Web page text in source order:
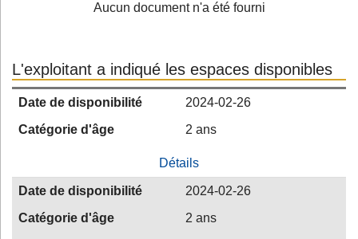
Aucun document n'a été fourni
L'exploitant a indiqué les espaces disponibles
Date de disponibilité
2024-02-26
Catégorie d'âge
2 ans
Détails
Date de disponibilité
2024-02-26
Catégorie d'âge
2 ans